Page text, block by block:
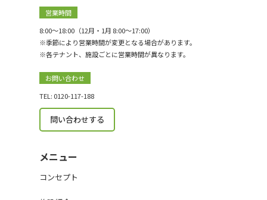
営業時間
8:00〜18:00（12月・1月 8:00〜17:00）
※季節により営業時間が変更となる場合があります。
※各テナント、施設ごとに営業時間が異なります。
お問い合わせ
TEL: 0120-117-188
問い合わせする
メニュー
コンセプト